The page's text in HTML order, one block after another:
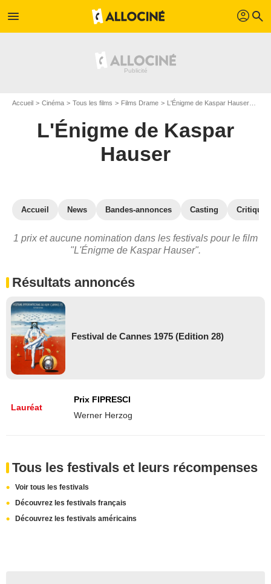
menu profil search
Accueil Cinéma Tous les films Films Drame L'Énigme de Kaspar Hauser
L'Énigme de Kaspar
Hauser
Accueil News Bandes-annonces Casting
1 prix et aucune nomination dans les festivals pour le film
"L'Énigme de Kaspar Hauser".
Résultats annoncés
Festival de Cannes 1975 (Edition 28)
Lauréat
Prix FIPRESCI
Werner Herzog
Tous les festivals et leurs récompenses
Voir tous les festivals
Découvrez les festivals français
Découvrez les festivals américains